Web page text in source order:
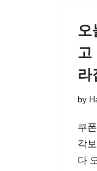
오
고
라
by
쿠
각
다